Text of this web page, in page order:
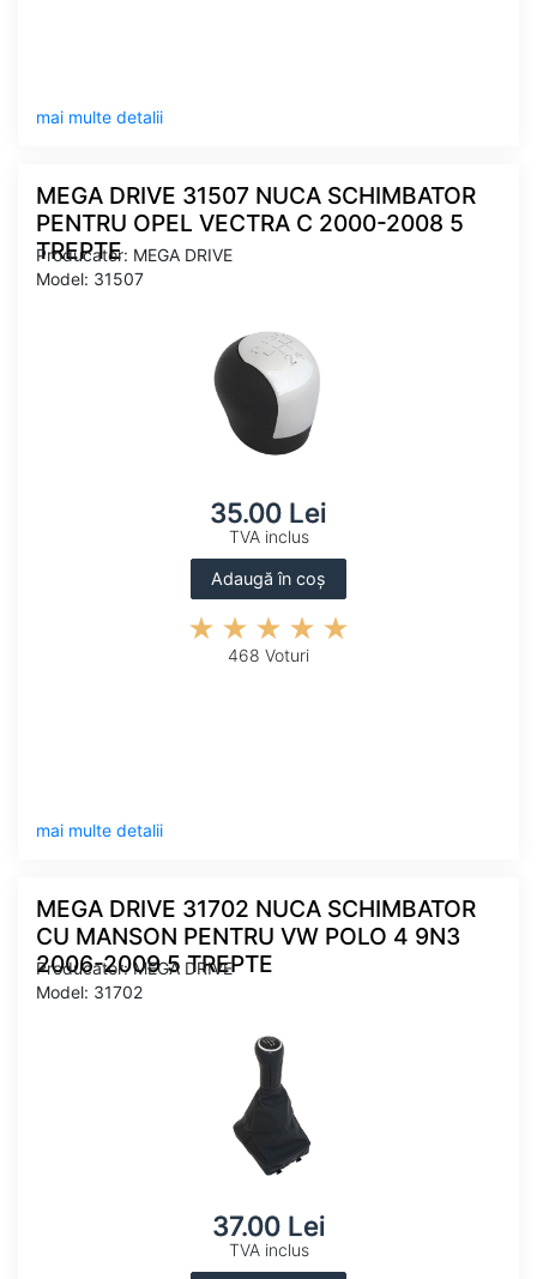
mai multe detalii
MEGA DRIVE 31507 NUCA SCHIMBATOR
PENTRU OPEL VECTRA C 2000-2008 5
TREPTE
Producator: MEGA DRIVE
Model: 31507
35.00 Lei
TVA inclus
Adaugă în coș
468 Voturi
mai multe detalii
MEGA DRIVE 31702 NUCA SCHIMBATOR
CU MANSON PENTRU VW POLO 4 9N3
2006-2009 5 TREPTE
Producator: MEGA DRIVE
Model: 31702
37.00 Lei
TVA inclus